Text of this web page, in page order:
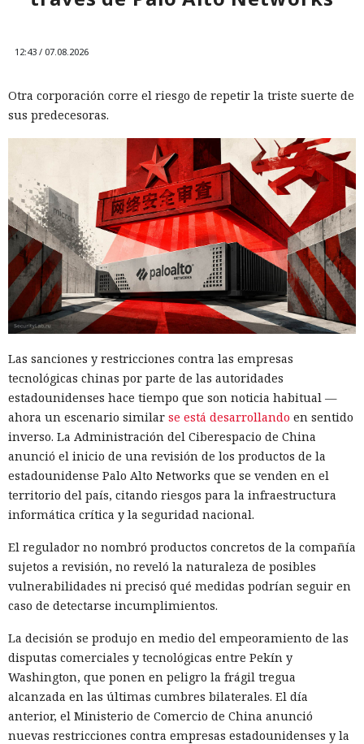
12:43 / 07.08.2026
Otra corporación corre el riesgo de repetir la triste suerte de
sus predecesoras.
Las sanciones y restricciones contra las empresas
tecnológicas chinas por parte de las autoridades
estadounidenses hace tiempo que son noticia habitual —
ahora un escenario similar se está desarrollando en sentido
inverso. La Administración del Ciberespacio de China
anunció el inicio de una revisión de los productos de la
estadounidense Palo Alto Networks que se venden en el
territorio del país, citando riesgos para la infraestructura
informática crítica y la seguridad nacional.
El regulador no nombró productos concretos de la compañía
sujetos a revisión, no reveló la naturaleza de posibles
vulnerabilidades ni precisó qué medidas podrían seguir en
caso de detectarse incumplimientos.
La decisión se produjo en medio del empeoramiento de las
disputas comerciales y tecnológicas entre Pekín y
Washington, que ponen en peligro la frágil tregua
alcanzada en las últimas cumbres bilaterales. El día
anterior, el Ministerio de Comercio de China anunció
nuevas restricciones contra empresas estadounidenses y la